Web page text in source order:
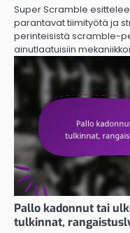
Super Scramble
parantavat tiimityötä ja
perinteisistä scramble-
ainutlaatuisiin
Pallo kadonnut tai
tulkinnat,